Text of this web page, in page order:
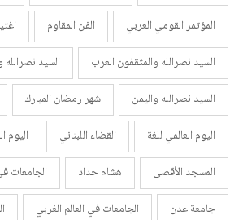
المؤتمر القومي العربي
الفن المقاوم
السيد نصرالله والمثقفون العرب
السيد نصرالله
السيد نصرالله واليمن
شهر رمضان المبارك
اليوم العالمي للغة
القضاء اللبناني
اليوم
المسجد الأقصى
هشام حداد
الجامعات
جامعة عدن
الجامعات في العالم الغربي